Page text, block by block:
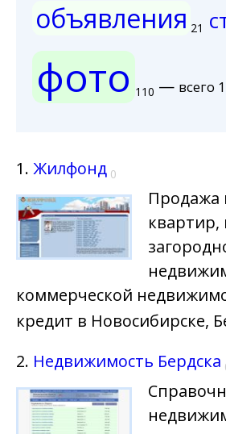
объявления 21
фото 110 — всего
1. Жилфонд 0
Продажа
квартир,
коммерческой
кредит в Новосибирске,
2. Недвижимость Бердска